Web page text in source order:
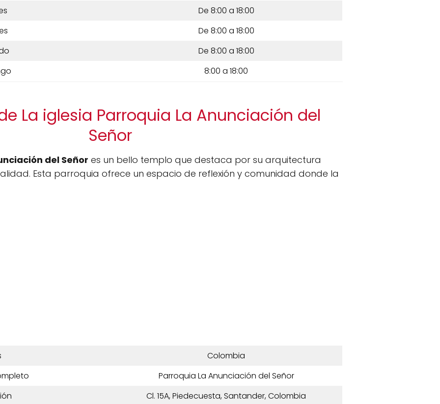
De 8:00 a 18:00
De 8:00 a 18:00
De 8:00 a 18:00
8:00 a 18:00
La iglesia Parroquia La Anunciación del
Señor
del Señor es un bello templo que destaca por su arquitectura
Esta parroquia ofrece un espacio de reflexión y comunidad donde la
Colombia
Parroquia La Anunciación del Señor
Cl. 15A, Piedecuesta, Santander, Colombia